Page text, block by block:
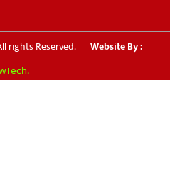
rights Reserved. Website By :